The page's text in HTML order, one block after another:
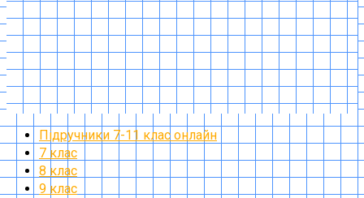
Підручники 7-11 клас онлайн
7 клас
8 клас
9 клас